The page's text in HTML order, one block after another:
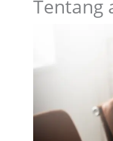
Tentang